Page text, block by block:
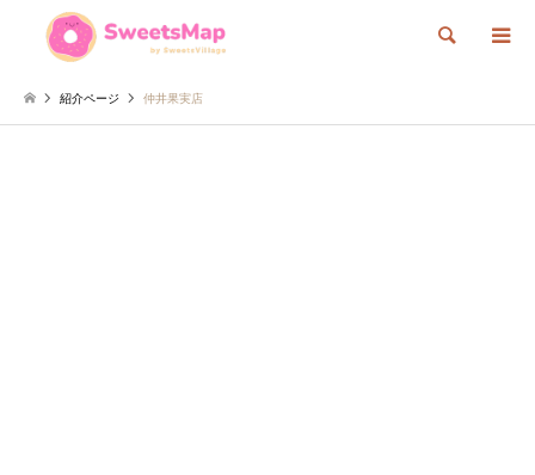
検索
紹介ページ 仲井果実店